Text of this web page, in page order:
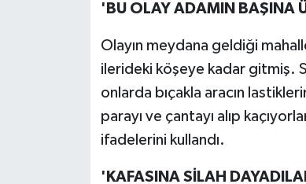
'BU OLAY ADAMIN BAŞINA
Olayın meydana geldiği
ilerideki köşeye kadar gitmiş.
onlarda bıçakla aracın
parayı ve çantayı alıp
ifadelerini kullandı.
'KAFASINA SİLAH